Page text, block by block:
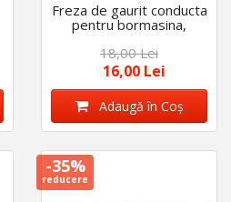
Freza de gaurit conducta
pentru bormasina,
diametru de 16 mm
18,00 Lei
16,00 Lei
Adaugă în Coş
-35%
reducere